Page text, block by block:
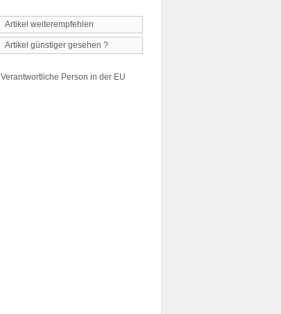
Artikel weiterempfehlen
Artikel günstiger gesehen ?
Verantwortliche Person in der EU